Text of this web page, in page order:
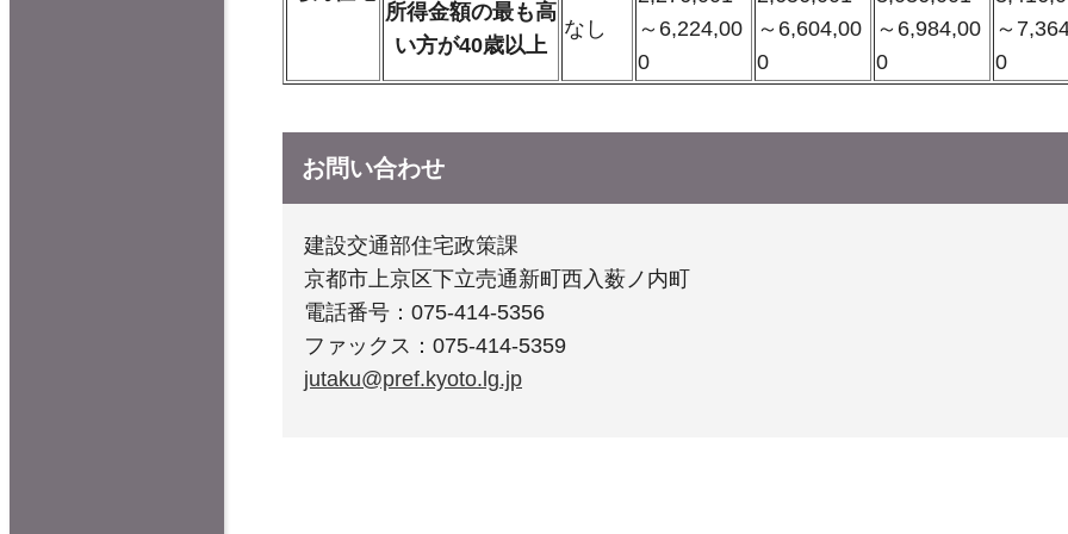
所得金額の最も高
い方が40歳以上
なし
～6,224,00
0
～6,604,00
0
～6,984,00
0
～
0
お問い合わせ
建設交通部住宅政策課
京都市上京区下立売通新町西入薮ノ内町
電話番号：075-414-5356
ファックス：075-414-5359
jutaku@pref.kyoto.lg.jp